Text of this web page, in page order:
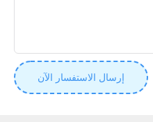
إرسال الاستفسار الآن